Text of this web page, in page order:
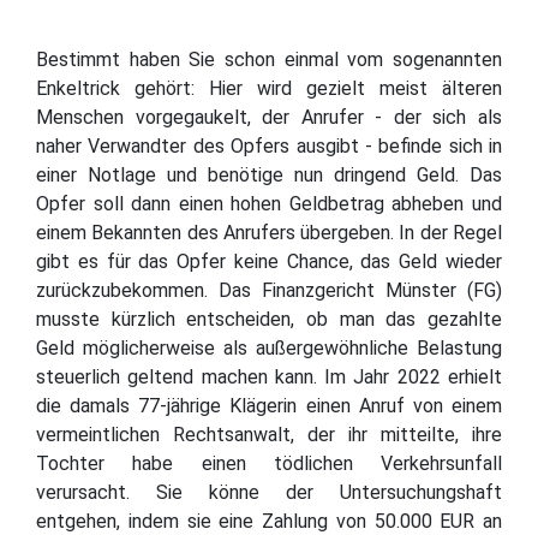
Bestimmt haben Sie schon einmal vom sogenannten
Enkeltrick gehört: Hier wird gezielt meist älteren
Menschen vorgegaukelt, der Anrufer - der sich als
naher Verwandter des Opfers ausgibt - befinde sich in
einer Notlage und benötige nun dringend Geld. Das
Opfer soll dann einen hohen Geldbetrag abheben und
einem Bekannten des Anrufers übergeben. In der Regel
gibt es für das Opfer keine Chance, das Geld wieder
zurückzubekommen. Das Finanzgericht Münster (FG)
musste kürzlich entscheiden, ob man das gezahlte
Geld möglicherweise als außergewöhnliche Belastung
steuerlich geltend machen kann. Im Jahr 2022 erhielt
die damals 77-jährige Klägerin einen Anruf von einem
vermeintlichen Rechtsanwalt, der ihr mitteilte, ihre
Tochter habe einen tödlichen Verkehrsunfall
verursacht. Sie könne der Untersuchungshaft
entgehen, indem sie eine Zahlung von 50.000 EUR an